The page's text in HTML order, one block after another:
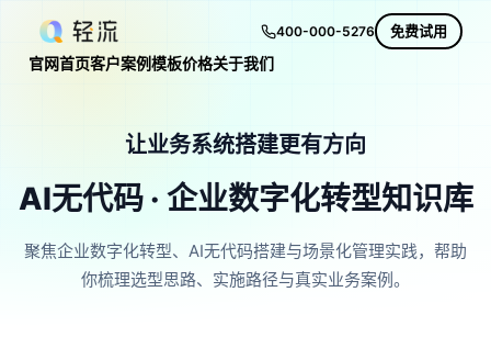
400-000-5276 免费试用
官网首页客户案例模板价格关于我们
让业务系统搭建更有方向
AI无代码 · 企业数字化转型知识库
聚焦企业数字化转型、AI无代码搭建与场景化管理实践，帮助
你梳理选型思路、实施路径与真实业务案例。